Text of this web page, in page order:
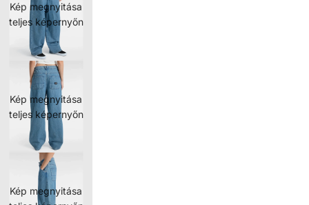
Kép megnyitása
teljes képernyőn
Kép megnyitása
teljes képernyőn
Kép megnyitása